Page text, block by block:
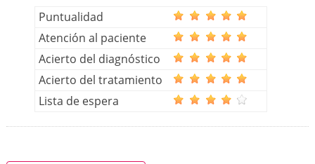
Puntualidad
Atención al paciente
Acierto del diagnóstico
Acierto del tratamiento
Lista de espera